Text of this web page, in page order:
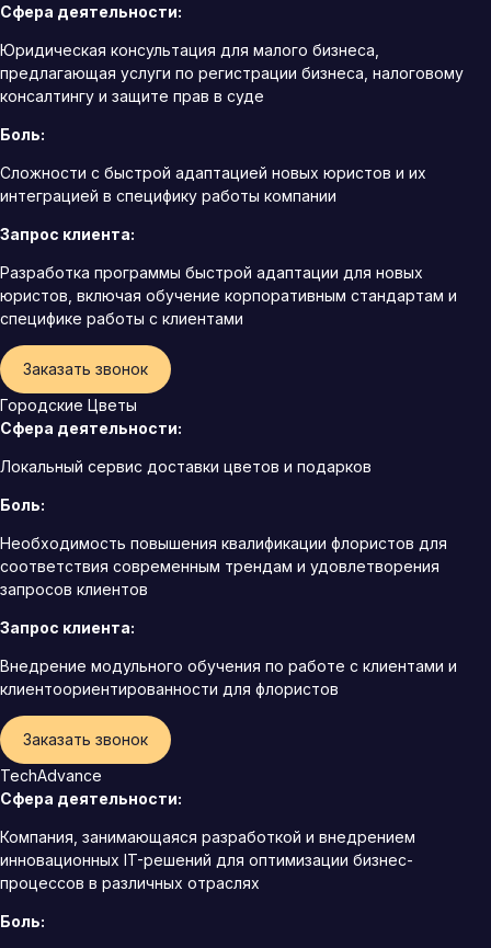
Сфера деятельности:
Юридическая консультация для малого бизнеса,
предлагающая услуги по регистрации бизнеса, налоговому
консалтингу и защите прав в суде
Боль:
Сложности с быстрой адаптацией новых юристов и их
интеграцией в специфику работы компании
Запрос клиента:
Разработка программы быстрой адаптации для новых
юристов, включая обучение корпоративным стандартам и
специфике работы с клиентами
Заказать звонок
Городские Цветы
Сфера деятельности:
Локальный сервис доставки цветов и подарков
Боль:
Необходимость повышения квалификации флористов для
соответствия современным трендам и удовлетворения
запросов клиентов
Запрос клиента:
Внедрение модульного обучения по работе с клиентами и
клиентоориентированности для флористов
Заказать звонок
TechAdvance
Сфера деятельности:
Компания, занимающаяся разработкой и внедрением
инновационных IT-решений для оптимизации бизнес-
процессов в различных отраслях
Боль: